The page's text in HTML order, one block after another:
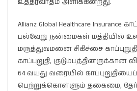
Allianz Global Healthcare Insurance
பல்வேறு நன்மைகள் மத்தியில்
மருத்துவமனை சிகிச்சை
காப்புறுதி, குடும்பத்தினருக்கான
64 வயது வரையில் காப்புறுதியைப்
பெற்றுக்கொள்ளும் தகைமை,